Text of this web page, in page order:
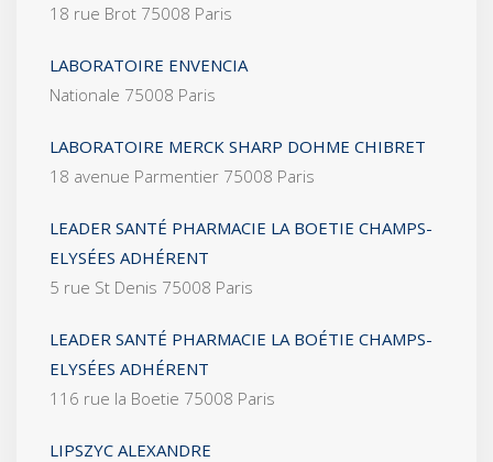
18 rue Brot 75008 Paris
LABORATOIRE ENVENCIA
Nationale 75008 Paris
LABORATOIRE MERCK SHARP DOHME CHIBRET
18 avenue Parmentier 75008 Paris
LEADER SANTÉ PHARMACIE LA BOETIE CHAMPS-
ELYSÉES ADHÉRENT
5 rue St Denis 75008 Paris
LEADER SANTÉ PHARMACIE LA BOÉTIE CHAMPS-
ELYSÉES ADHÉRENT
116 rue la Boetie 75008 Paris
LIPSZYC ALEXANDRE